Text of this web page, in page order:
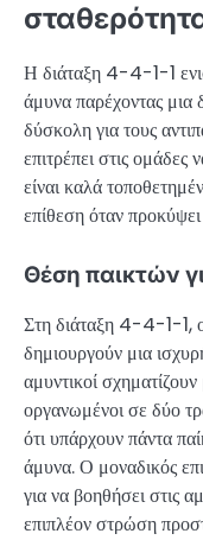
Η διάταξη 4-4-1-1
άμυνα παρέχοντας
δύσκολη για τους
επιτρέπει στις ομάδες
είναι καλά
επίθεση όταν
Θέση παικτών
Στη διάταξη 4-4-1-1,
δημιουργούν μια
αμυντικοί
οργανωμένοι σε δύο
ότι υπάρχουν πάντα
άμυνα. Ο μοναδικός
για να βοηθήσει στις
επιπλέον στρώση